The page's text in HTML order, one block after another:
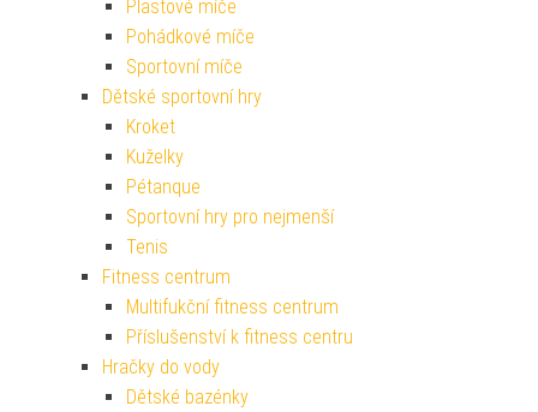
Plastové míče
Pohádkové míče
Sportovní míče
Dětské sportovní hry
Kroket
Kuželky
Pétanque
Sportovní hry pro nejmenší
Tenis
Fitness centrum
Multifukční fitness centrum
Příslušenství k fitness centru
Hračky do vody
Dětské bazénky